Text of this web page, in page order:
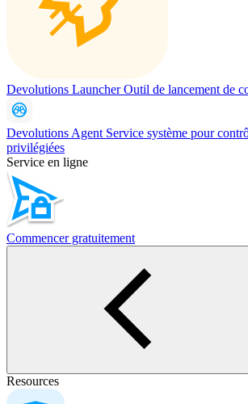
Devolutions Launcher Outil de lancement de
Devolutions Agent Service système pour
privilégiées
Service en ligne
Commencer gratuitement
Resources